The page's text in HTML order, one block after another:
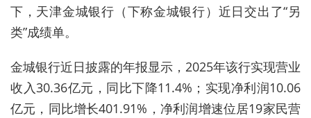
下，天津金城银行（下称金城银行）近日交出了“另
类”成绩单。
金城银行近日披露的年报显示，2025年该行实现营业
收入30.36亿元，同比下降11.4%；实现净利润10.06
亿元，同比增长401.91%，净利润增速位居19家民营